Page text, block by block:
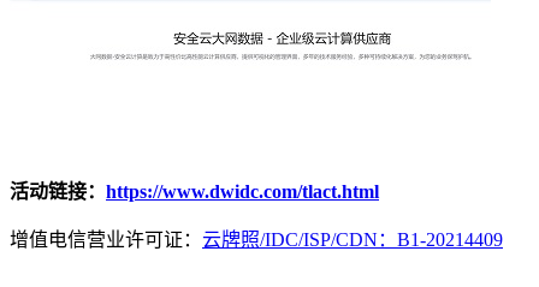
活动链接： https://www.dwidc.com/tlact.html
增值电信营业许可证： 云牌照/IDC/ISP/CDN：B1-20214409